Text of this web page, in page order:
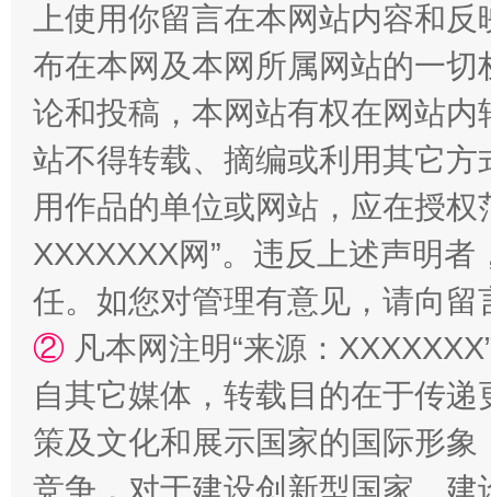
国家大学科技园优化重塑工作
上使用你留言在本网站内容和
布在本网及本网所属网站的一
论和投稿，本网站有权在网站
站不得转载、摘编或利用其它
用作品的单位或网站，应在授
XXXXXXX网”。违反上述声明
任。如您对管理有意见，请向
② 凡本网注明“来源：
自其它媒体，转载目的在于传
策及文化和展示国家的国际形
竞争，对于建设创新型国家、